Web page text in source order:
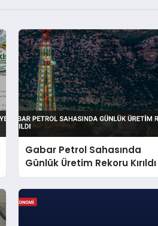
Gabar Petrol Sahasında
Günlük Üretim Rekoru Kırıldı